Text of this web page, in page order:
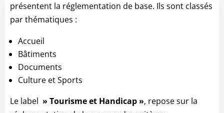
présentent la réglementation de base. Ils sont classés
par thématiques :
Accueil
Bâtiments
Documents
Culture et Sports
Le label » Tourisme et Handicap », repose sur la